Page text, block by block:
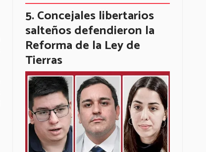
Concejales libertarios
salteños defendieron la
Reforma de la Ley de
Tierras